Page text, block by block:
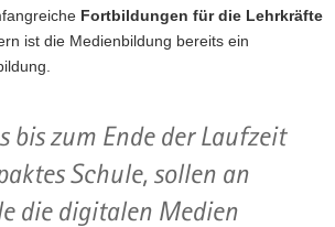
Fortbildungen für die Lehrkräfte
ist die Medienbildung bereits ein
bis zum Ende der Laufzeit
Schule, sollen an
die digitalen Medien